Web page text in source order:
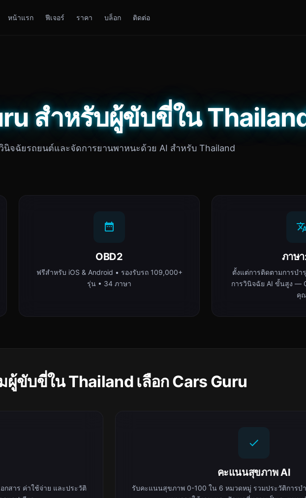
หน้าแรก ฟีเจอร์ ราคา บล็อก ติดต่อ
สำหรับผู้ขับขี่ใน
นิจฉัยรถยนต์และจัดการยานพาหนะด้วย AI สำหรับ Thailand
OBD2
ฟรีสำหรับ iOS & Android • รองรับรถ 109,000+
รุ่น • 34 ภาษา
ภาษ
ตั้งแต่การติดตามการบำ
การวินิจฉัย AI ขั้นสูง —
คุ
ผู้ขับขี่ใน Thailand เลือก Cars Guru
สาร ค่าใช้จ่าย และประวัติ
คะแนนสุขภาพ AI
รับคะแนนสุขภาพ 0-100 ใน 6 หมวดหมู่ รวมประวัติการบ